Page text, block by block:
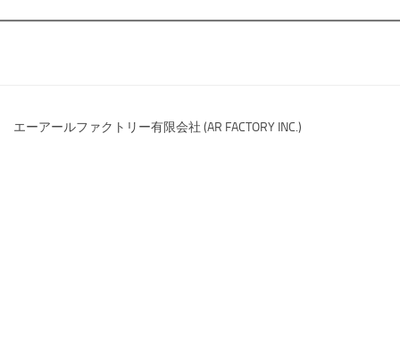
エーアールファクトリー有限会社 (AR FACTORY INC.)